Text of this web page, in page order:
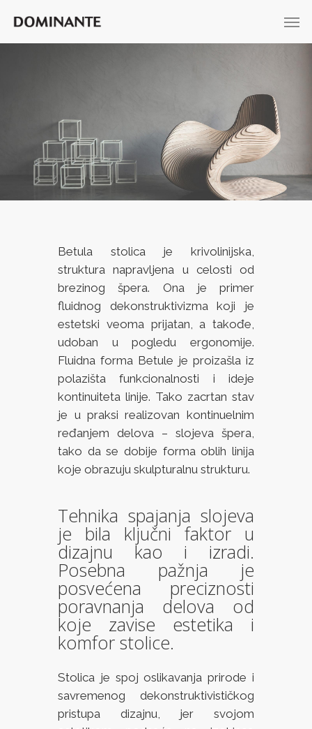
Betula stolica je krivolinijska,
struktura napravljena u celosti od
brezinog špera. Ona je primer
fluidnog dekonstruktivizma koji je
estetski veoma prijatan, a takođe,
udoban u pogledu ergonomije.
Fluidna forma Betule je proizašla iz
polazišta funkcionalnosti i ideje
kontinuiteta linije. Tako zacrtan stav
je u praksi realizovan kontinuelnim
ređanjem delova – slojeva špera,
tako da se dobije forma oblih linija
koje obrazuju skulpturalnu strukturu.
Tehnika spajanja slojeva
je bila ključni faktor u
dizajnu kao i izradi.
Posebna pažnja je
posvećena preciznosti
poravnanja delova od
koje zavise estetika i
komfor stolice.
Stolica je spoj oslikavanja prirode i
savremenog dekonstruktivističkog
pristupa dizajnu, jer svojom